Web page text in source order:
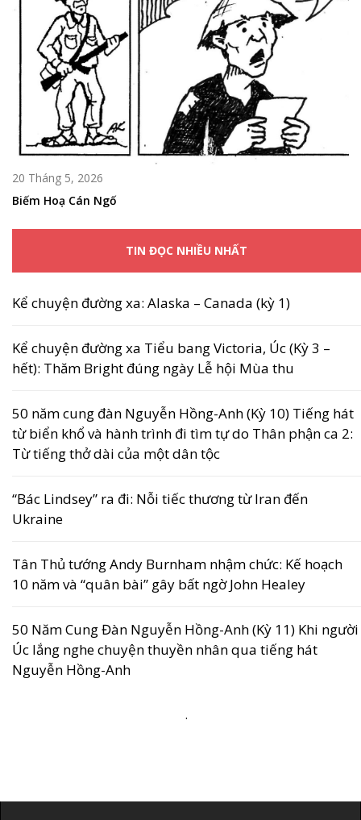
20 Tháng 5, 2026
Biếm Hoạ Cán Ngố
TIN ĐỌC NHIỀU NHẤT
Kể chuyện đường xa: Alaska – Canada (kỳ 1)
Kể chuyện đường xa Tiểu bang Victoria, Úc (Kỳ 3 –
hết): Thăm Bright đúng ngày Lễ hội Mùa thu
50 năm cung đàn Nguyễn Hồng-Anh (Kỳ 10) Tiếng hát
từ biển khổ và hành trình đi tìm tự do Thân phận ca 2:
Từ tiếng thở dài của một dân tộc
“Bác Lindsey” ra đi: Nỗi tiếc thương từ Iran đến
Ukraine
Tân Thủ tướng Andy Burnham nhậm chức: Kế hoạch
10 năm và “quân bài” gây bất ngờ John Healey
50 Năm Cung Đàn Nguyễn Hồng-Anh (Kỳ 11) Khi người
Úc lắng nghe chuyện thuyền nhân qua tiếng hát
Nguyễn Hồng-Anh
.